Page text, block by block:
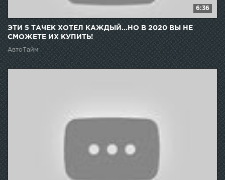
6:36
ЭТИ 5 ТАЧЕК ХОТЕЛ КАЖДЫЙ...НО В 2020 ВЫ НЕ
СМОЖЕТЕ ИХ КУПИТЬ!
АвтоТайм